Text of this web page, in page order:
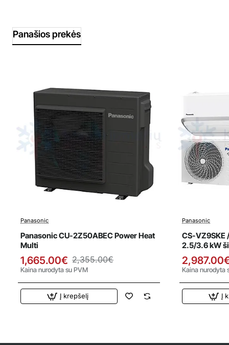
Panašios prekės
Išpardavimas
Naujiena
Panasonic
Panasonic CU-2Z50ABEC Power Heat
Multi
1,665.00€ 2,355.00€
Kaina nurodyta su PVM
Į krepšelį
Panasonic
CS-VZ9SKE
2.5/3.6 kW
Kaina nurodyta
Į